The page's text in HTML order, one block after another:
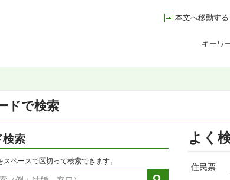
本文へ移動する
キーワ
ドで検索
索
ペースで区切って検索できます。
よく
住民票